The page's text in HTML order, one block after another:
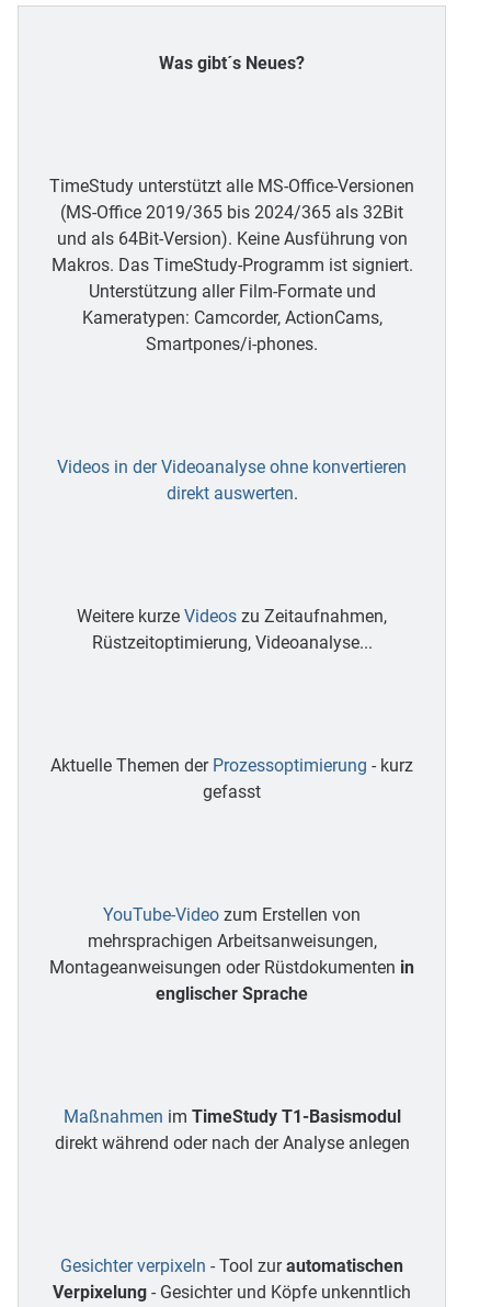
Was gibt´s Neues?
TimeStudy unterstützt alle MS-Office-Versionen
(MS-Office 2019/365 bis 2024/365 als 32Bit
und als 64Bit-Version). Keine Ausführung von
Makros. Das TimeStudy-Programm ist signiert.
Unterstützung aller Film-Formate und
Kameratypen: Camcorder, ActionCams,
Smartpones/i-phones.
Videos in der Videoanalyse ohne konvertieren
direkt auswerten.
Weitere kurze Videos zu Zeitaufnahmen,
Rüstzeitoptimierung, Videoanalyse...
Aktuelle Themen der Prozessoptimierung - kurz
gefasst
YouTube-Video zum Erstellen von
mehrsprachigen Arbeitsanweisungen,
Montageanweisungen oder Rüstdokumenten in
englischer Sprache
Maßnahmen im TimeStudy T1-Basismodul
direkt während oder nach der Analyse anlegen
Gesichter verpixeln - Tool zurautomatischen
Verpixelung - Gesichter und Köpfe unkenntlich